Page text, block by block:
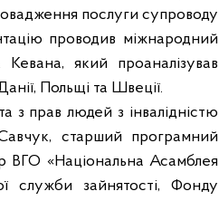
послуги супроводу
проводив міжнародний
який проаналізував
Польщі та Швеції.
прав людей з інвалідністю
старший програмний
ВГО «Національна Асамблея
служби зайнятості, Фонду